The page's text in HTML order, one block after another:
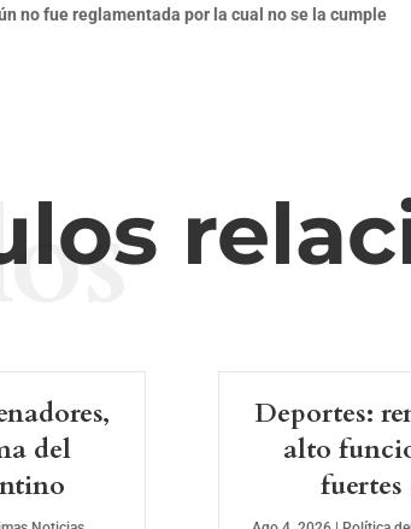
no fue reglamentada por la cual no se la cumple
del
Deportes:
alto